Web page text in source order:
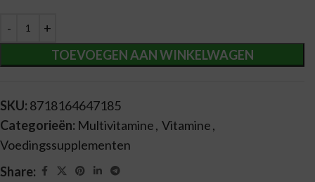
TOEVOEGEN AAN WINKELWAGEN
Alternative:
SKU: 8718164647185
Categorieën: Multivitamine, Vitamine,
Voedingssupplementen
Share: